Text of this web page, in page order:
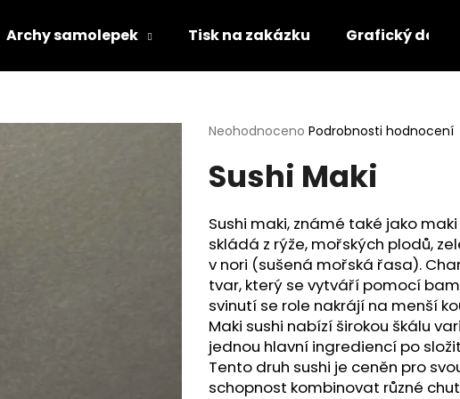
Archy samolepek Tisk na zakázku Grafický design
Průměrné
produktu
je
z
5
hvězdiček.
Neohodnoceno Podrobnosti hodnocení
Sushi Maki
Sushi maki, známé také jako
skládá z rýže, mořských plodů,
v nori (sušená mořská řasa).
tvar, který se vytváří pomocí
svinutí se role nakrájí na menší
Maki sushi nabízí širokou škálu
jednou hlavní ingrediencí po
Tento druh sushi je ceněn pro
schopnost kombinovat různé
HLEDAT